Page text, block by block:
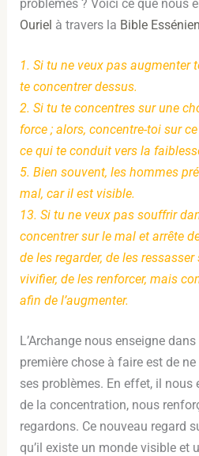
problèmes ? Voici ce que nous
Ouriel à travers la Bible
1. Si tu ne veux pas augmenter
te concentrer dessus.
2. Si tu te concentres sur une
force ; alors, concentre-toi sur
ce qui te conduit vers la
5. Bien souvent, les hommes
mal, car il est visible.
13. Si tu ne veux pas souffrir
concentrer sur le mal et arrête
de les regarder, de les
vivifier, de les renforcer, mais
afin de l’augmenter.
L’Archange nous enseigne
première chose à faire est de
ses problèmes. En effet, il nous
de la concentration, nous
regardons. Ce nouveau regard
qu’il existe un monde visible et